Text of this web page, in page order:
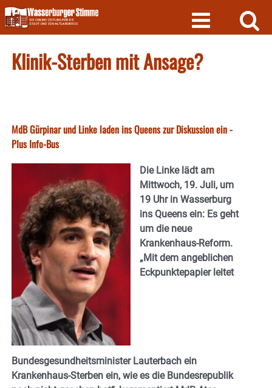
Skip
to
content
Klinik-Sterben mit Ansage?
MdB Gürpinar und Linke laden ins Queens zur Diskussion ein -
Plus Info-Bus
Die Linke lädt am
Mittwoch, 19. Juli, um
19 Uhr in Wasserburg
ins Queens ein: Es geht
um die neue
Krankenhaus-Reform.
„Mit dem angeblichen
Eckpunktepapier leitet
Bundesgesundheitsminister Lauterbach ein
Krankenhaus-Sterben ein, wie es die Bundesrepublik